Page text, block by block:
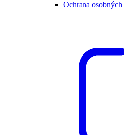
Ochrana